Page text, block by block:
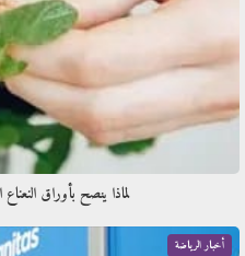
لماذا ينصح بأوراق
أخبار الرياضة